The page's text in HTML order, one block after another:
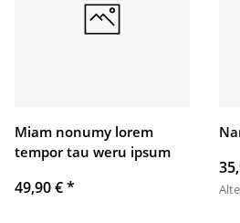
Miam nonumy lorem
tempor tau weru ipsum
49,90 €*